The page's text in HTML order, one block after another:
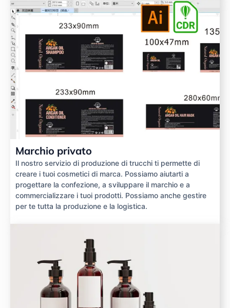
Marchio privato
Il nostro servizio di produzione di trucchi ti permette di
creare i tuoi cosmetici di marca. Possiamo aiutarti a
progettare la confezione, a sviluppare il marchio e a
commercializzare i tuoi prodotti. Possiamo anche gestire
per te tutta la produzione e la logistica.